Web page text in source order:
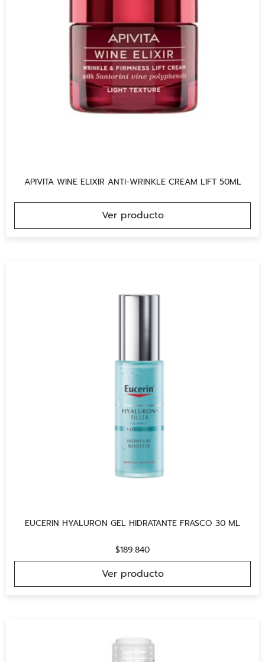
APIVITA WINE ELIXIR ANTI-WRINKLE CREAM LIFT 50ML
Ver producto
EUCERIN HYALURON GEL HIDRATANTE FRASCO 30 ML
$189.840
Ver producto